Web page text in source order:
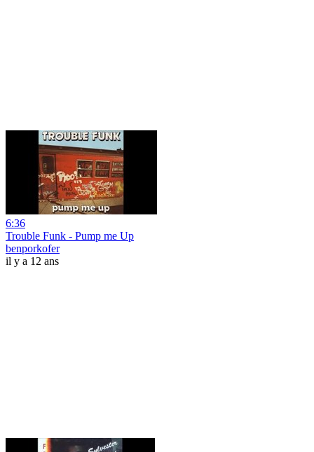
6:36
Trouble Funk - Pump me Up
benporkofer
il y a 12 ans